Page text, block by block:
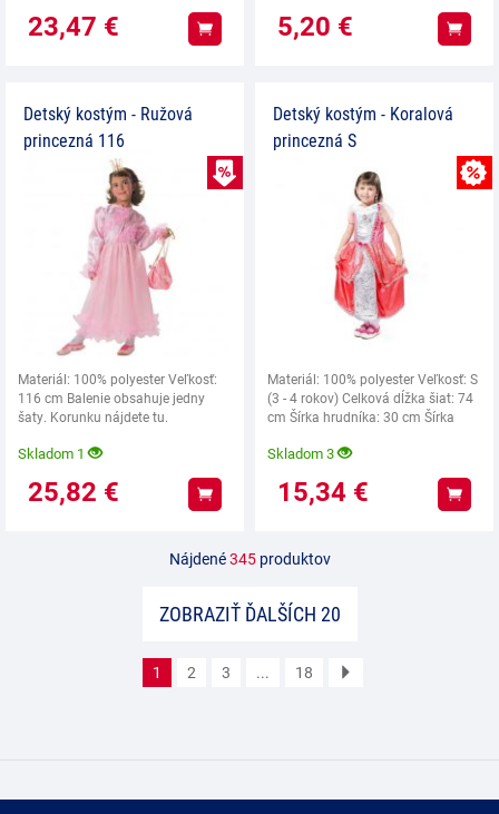
23,47 € Kúpiť 5,20 € Kúpiť
Detský kostým - Ružová
princezná 116
Materiál: 100% polyester Veľkosť:
116 cm Balenie obsahuje jedny
šaty. Korunku nájdete tu.
Skladom 1
25,82 € Kúpiť
Detský kostým - Koralová
princezná S
Materiál: 100% polyester Veľkosť: S
(3 - 4 rokov) Celková dĺžka šiat: 74
cm Šírka hrudníka: 30 cm Šírka
Skladom 3
15,34 € Kúpiť
Nájdené345produktov
ZOBRAZIŤ ĎALŠÍCH 20
1 2 3 ... 18